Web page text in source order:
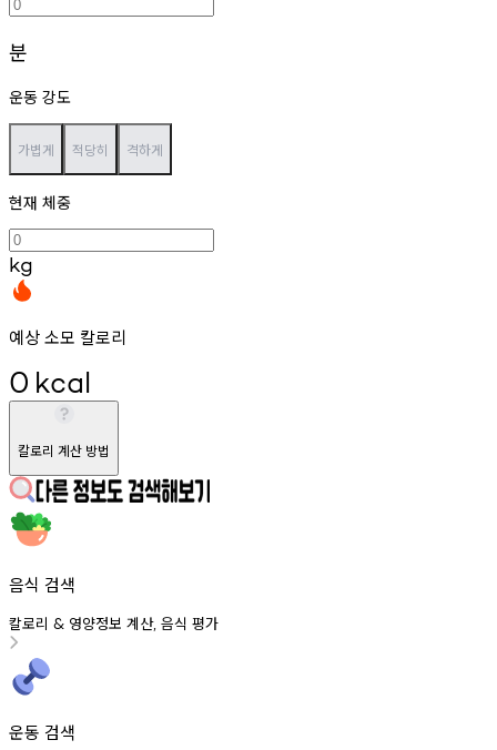
분
운동 강도
가볍게 적당히 격하게
현재 체중
kg
예상 소모 칼로리
0 kcal
칼로리 계산 방법
음식 검색
칼로리 & 영양정보 계산, 음식 평가
운동 검색